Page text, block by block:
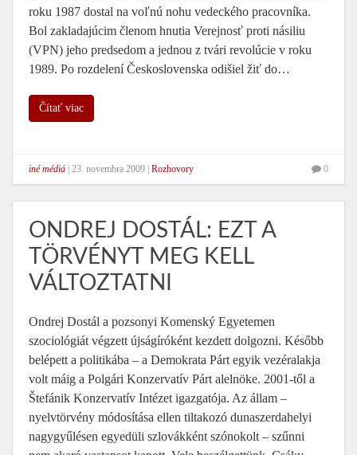
roku 1987 dostal na voľnú nohu vedeckého pracovníka.
Bol zakladajúcim členom hnutia Verejnosť proti násiliu
(VPN) jeho predsedom a jednou z tvári revolúcie v roku
1989. Po rozdelení Československa odišiel žiť do…
Čítať viac
iné médiá 23. novembra 2009 Rozhovory 0
ONDREJ DOSTÁL: EZT A
TÖRVÉNYT MEG KELL
VÁLTOZTATNI
Ondrej Dostál a pozsonyi Komenský Egyetemen
szociológiát végzett újságíróként kezdett dolgozni. Később
belépett a politikába – a Demokrata Párt egyik vezéralakja
volt máig a Polgári Konzervatív Párt alelnöke. 2001-től a
Štefánik Konzervatív Intézet igazgatója. Az állam –
nyelvtörvény módosítása ellen tiltakozó dunaszerdahelyi
nagygyűlésen egyedüli szlovákként szónokolt – szűnni